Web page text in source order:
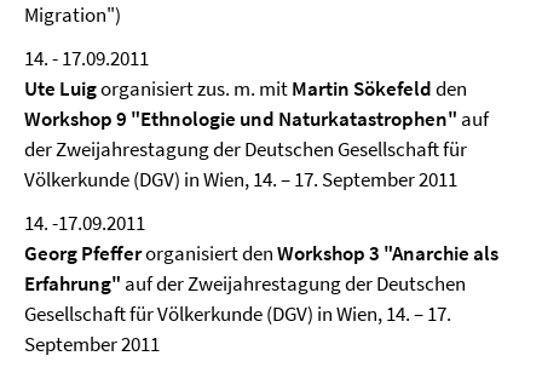
Migration")
14. - 17.09.2011
Ute Luigorganisiert zus. m. mitMartin Sökefeldden
Workshop 9 "Ethnologie und Naturkatastrophen" auf
der Zweijahrestagung der Deutschen Gesellschaft für
Völkerkunde (DGV) in Wien, 14. – 17. September 2011
14. -17.09.2011
Georg Pfefferorganisiert denWorkshop 3 "Anarchie als
Erfahrung" auf der Zweijahrestagung der Deutschen
Gesellschaft für Völkerkunde (DGV) in Wien, 14. – 17.
September 2011